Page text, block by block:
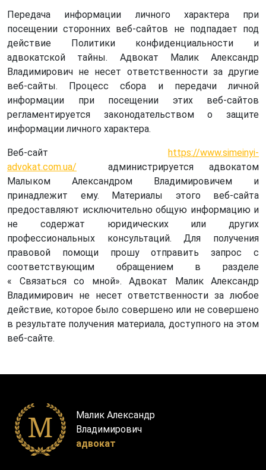
Передача информации личного характера при
посещении сторонних веб-сайтов не подпадает под
действие Политики конфиденциальности и
адвокатской тайны. Адвокат Малик Александр
Владимирович не несет ответственности за другие
веб-сайты. Процесс сбора и передачи личной
информации при посещении этих веб-сайтов
регламентируется законодательством о защите
информации личного характера.
Веб-сайт https://www.simeinyi-
advokat.com.ua/ администрируется адвокатом
Малыком Александром Владимировичем и
принадлежит ему. Материалы этого веб-сайта
предоставляют исключительно общую информацию и
не содержат юридических или других
профессиональных консультаций. Для получения
правовой помощи прошу отправить запрос с
соответствующим обращением в разделе
« Связатьсясо мной». Адвокат Малик Александр
Владимирович не несет ответственности за любое
действие, которое было совершено или не совершено
в результате получения материала, доступного на этом
веб-сайте.
Малик Александр
Владимирович
адвокат